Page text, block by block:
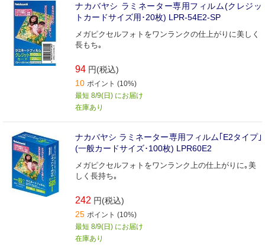
ナカバヤシ ラミネーター専用フィルム(クレジッ
トカードサイズ用･20枚) LPR‐54E2‐SP
メガピクセルフォトをワンランクの仕上がりに美しく
長もち｡
94 円(税込)
10 ポイント (10%)
最短 8/9(日) にお届け
在庫あり
ナカバヤシ ラミネーター専用フィルム｢E2タイプ｣
(一般カードサイズ･100枚) LPR60E2
メガピクセルフォトをワンランク上の仕上がりに｡美
しく長持ち｡
242 円(税込)
25 ポイント (10%)
最短 8/9(日) にお届け
在庫あり